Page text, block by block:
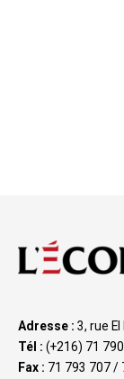
Adresse : 3, rue
Tél : (+216) 71
Fax : 71 793 707 /